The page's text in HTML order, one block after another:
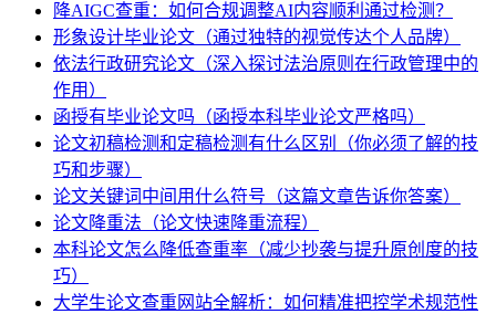
降AIGC查重：如何合规调整AI内容顺利通过检测？
形象设计毕业论文（通过独特的视觉传达个人品牌）
依法行政研究论文（深入探讨法治原则在行政管理中的
作用）
函授有毕业论文吗（函授本科毕业论文严格吗）
论文初稿检测和定稿检测有什么区别（你必须了解的技
巧和步骤）
论文关键词中间用什么符号（这篇文章告诉你答案）
论文降重法（论文快速降重流程）
本科论文怎么降低查重率（减少抄袭与提升原创度的技
巧）
大学生论文查重网站全解析：如何精准把控学术规范性